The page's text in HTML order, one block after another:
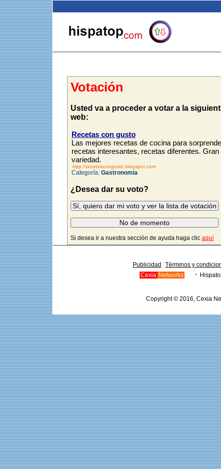
Votación
Usted va a proceder a votar a la
web:
Recetas con gusto
Las mejores recetas de cocina para
recetas interesantes, recetas diferentes. Gran
variedad.
http://recetascongusto.blogspot.com
Categoría: Gastronomia
¿Desea dar su voto?
Si desea ir a nuestra sección de ayuda haga clic aquí
Publicidad
Términos y
Cexia Networks ·
Copyright © 2016, Cexia